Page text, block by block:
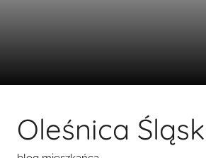
Oleśnica